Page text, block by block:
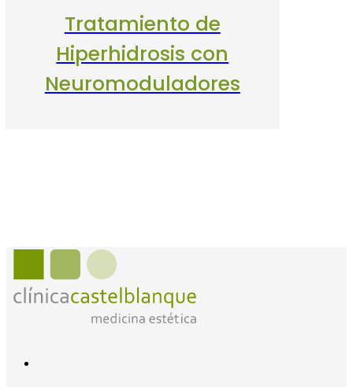
Tratamiento de
Hiperhidrosis con
Neuromoduladores